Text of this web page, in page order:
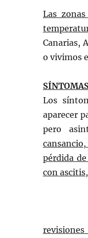
Las
Canarias,
o vivimos
Los
aparecer
pero
pérdida
con